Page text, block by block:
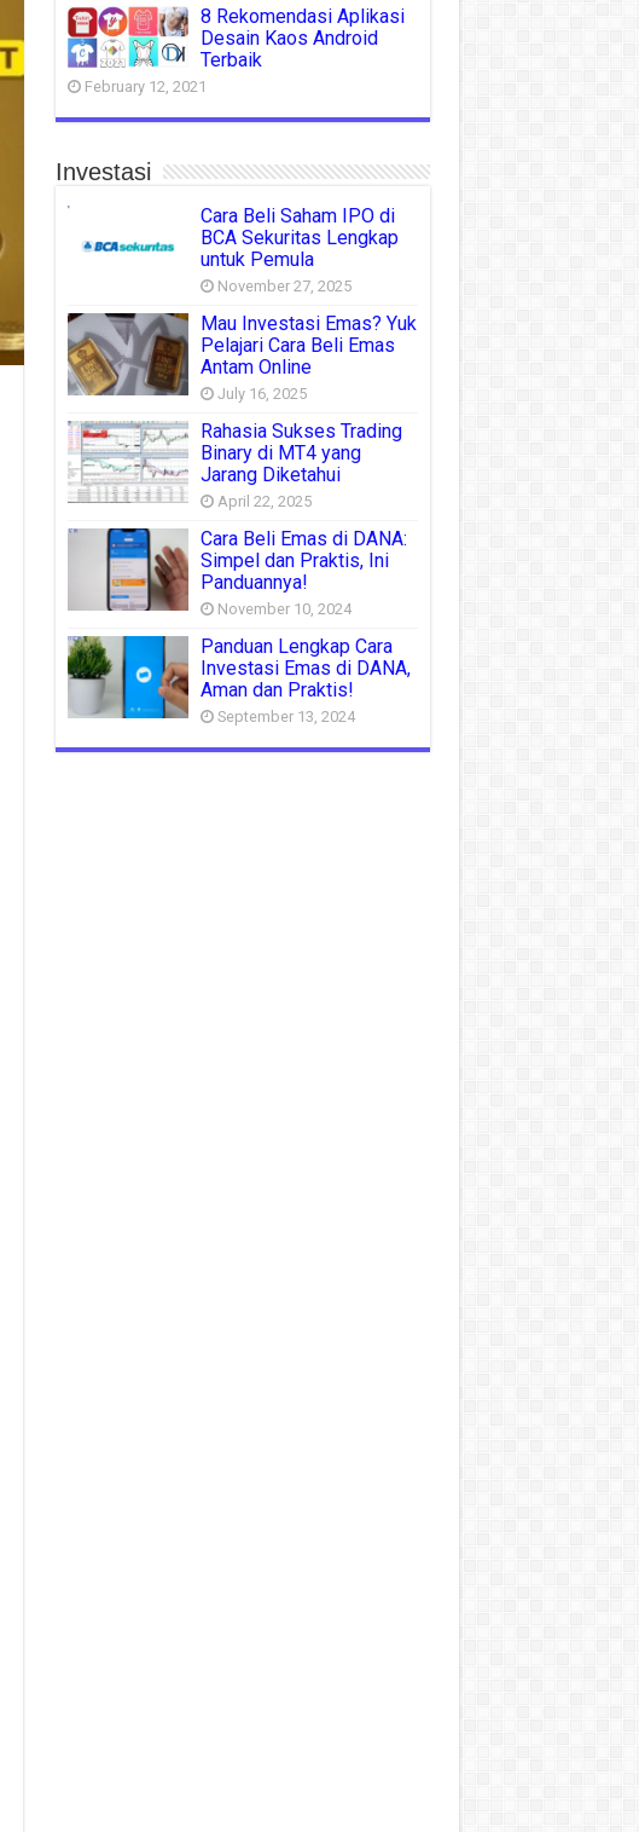
8 Rekomendasi Aplikasi
Desain Kaos Android
Terbaik
February 12, 2021
Investasi
Cara Beli Saham IPO di
BCA Sekuritas Lengkap
untuk Pemula
November 27, 2025
Mau Investasi Emas? Yuk
Pelajari Cara Beli Emas
Antam Online
July 16, 2025
Rahasia Sukses Trading
Binary di MT4 yang
Jarang Diketahui
April 22, 2025
Cara Beli Emas di DANA:
Simpel dan Praktis, Ini
Panduannya!
November 10, 2024
Panduan Lengkap Cara
Investasi Emas di DANA,
Aman dan Praktis!
September 13, 2024